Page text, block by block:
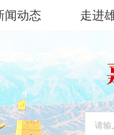
闻动态 走进